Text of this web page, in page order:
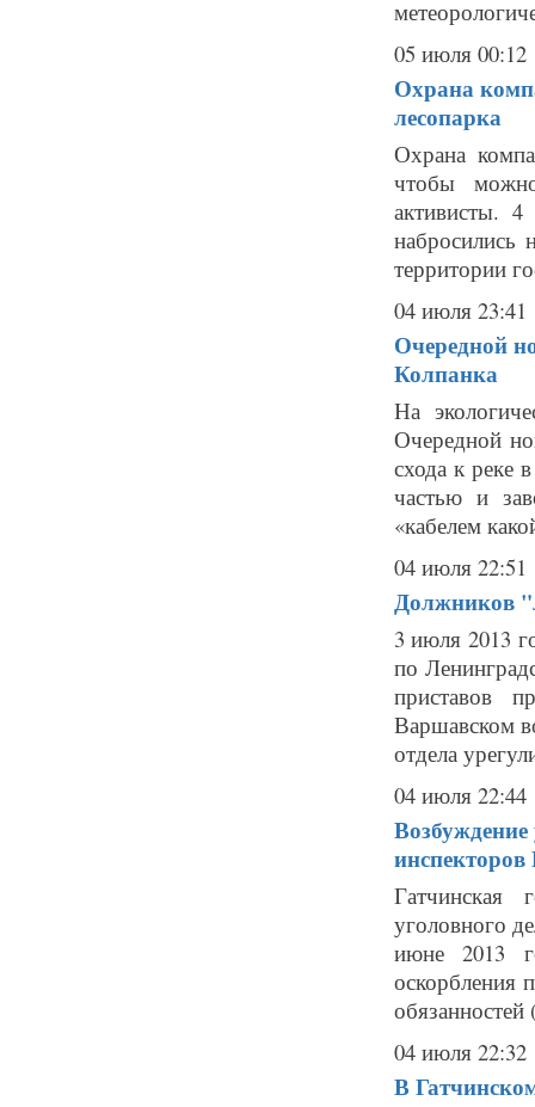
05 июля 00:12
Охрана
лесопарка
Охрана
чтобы
активисты.
набросились
территории
04 июля 23:41
Очередной
Колпанка
На
Очередной
схода к реке
частью и
«кабелем
04 июля 22:51
Должников
3 июля 2013
по
приставов
Варшавском
отдела
04 июля 22:44
Гатчинская
уголовного
июне 2013
оскорбления
04 июля 22:32
В